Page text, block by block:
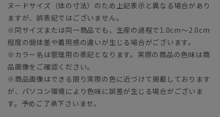
ヌードサイズ（体の寸法）のため上記表示と異なる場合があり
ますが、誤表記ではございません。
※同サイズまたは同一商品でも、生産の過程で1.0cm～2.0cm
程度の個体差や着用感の違いが生じる場合がございます。
※カラー名は管理用の表記となります。実際の商品の色味は商
品画像をご確認ください。
※商品画像はできる限り実際の色に近づけて掲載しております
が、パソコン環境により色味に誤差が生じる場合がございま
す。予めご了承下さいませ。